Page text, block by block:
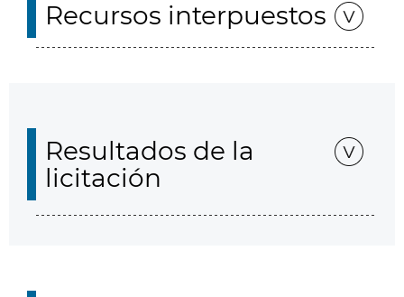
Recursos interpuestos
Resultados de la
licitación